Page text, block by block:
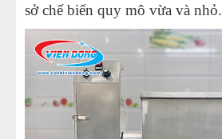
sở chế biến quy mô vừa và nhỏ.